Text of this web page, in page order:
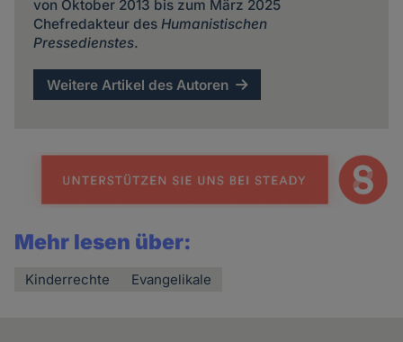
von Oktober 2013 bis zum März 2025
Chefredakteur des Humanistischen
Pressedienstes.
Weitere Artikel des Autoren
Mehr lesen über:
Kinderrechte Evangelikale